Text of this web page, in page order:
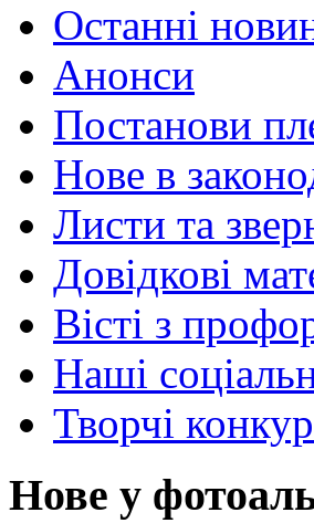
Останні
Анонси
Постанови
Нове в
Листи та
Довідкові
Вісті з
Наші
Творчі
Нове у